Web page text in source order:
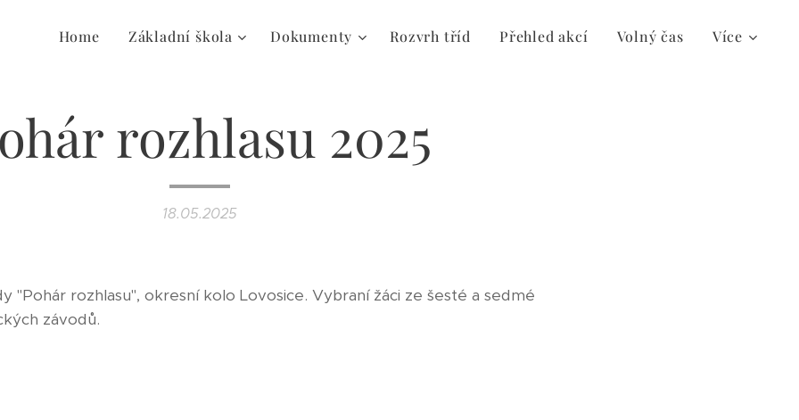
Home Základní škola Dokumenty Rozvrh tříd Přehled akcí Volný čas Více
rozhlasu 2025
18.05.2025
"Pohár rozhlasu", okresní kolo Lovosice. Vybraní žáci ze šesté a sedmé
závodů.